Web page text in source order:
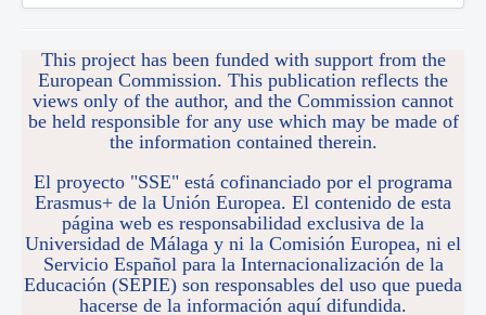
This project has been funded with support from the
European Commission. This publication reflects the
views only of the author, and the Commission cannot
be held responsible for any use which may be made of
the information contained therein.
El proyecto "SSE" está cofinanciado por el programa
Erasmus+ de la Unión Europea. El contenido de esta
página web es responsabilidad exclusiva de la
Universidad de Málaga y ni la Comisión Europea, ni el
Servicio Español para la Internacionalización de la
Educación (SEPIE) son responsables del uso que pueda
hacerse de la información aquí difundida.